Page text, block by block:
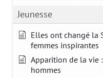
Jeunesse
Elles ont changé la
femmes inspirantes
Apparition de la vie
hommes